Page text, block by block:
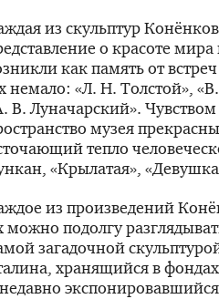
из скульптур
о красоте
как память от
немало: «Л. Н. Толстой»,
В. Луначарский».
музея
тепло
«Крылатая»,
из произведений
можно подолгу
загадочной
хранящийся в